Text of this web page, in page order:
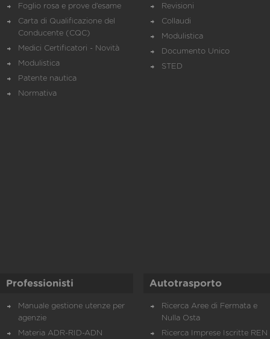
Foglio rosa e prove d’esame
Carta di Qualificazione del
Conducente (CQC)
Medici Certificatori - Novità
Modulistica
Patente nautica
Normativa
Revisioni
Collaudi
Modulistica
Documento Unico
STED
Professionisti
Manuale gestione utenze per
agenzie
Materia ADR-RID-ADN
Autotrasporto
Ricerca Aree di Fermata e
Nulla Osta
Ricerca Imprese Iscritte REN